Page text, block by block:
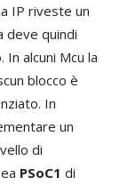
IP riveste un
quindi
alcuni Mcu la
blocco è
In
un
di
PSoC1 di